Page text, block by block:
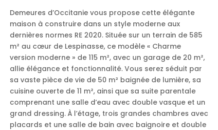
Demeures d’Occitanie vous propose cette élégante
maison à construire dans un style moderne aux
dernières normes RE 2020. Située sur un terrain de 585
m² au cœur de Lespinasse, ce modèle « Charme
version moderne » de 115 m², avec un garage de 20 m²,
allie élégance et fonctionnalité. Vous serez séduit par
sa vaste pièce de vie de 50 m² baignée de lumière, sa
cuisine ouverte de 11 m², ainsi que sa suite parentale
comprenant une salle d’eau avec double vasque et un
grand dressing. À l’étage, trois grandes chambres avec
placards et une salle de bain avec baignoire et double